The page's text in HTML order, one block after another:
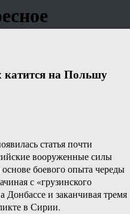
катится на Польшу
статья почти
вооруженные силы
боевого опыта череды
с «грузинского
Донбассе и заканчивая тремя
в Сирии.